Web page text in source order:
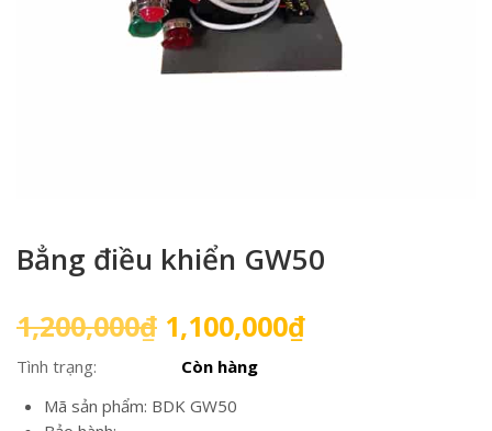
Bẳng điều khiển GW50
1,200,000₫ Giá
gốc
là:
1,200,000₫.
1,100,000₫Giá
Tình trạng:
Còn hàng
Mã sản phẩm: BDK GW50